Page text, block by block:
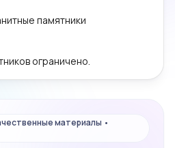
памятники
ограничено.
материалы •